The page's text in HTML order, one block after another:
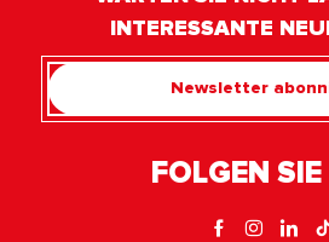
INTERESSANTE
Newsletter
FOLGEN